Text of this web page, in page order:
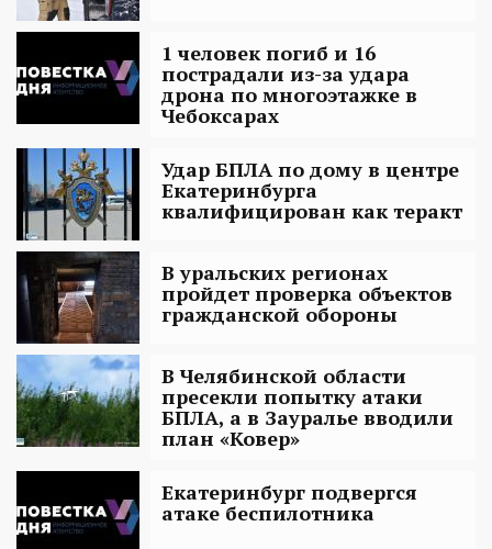
1 человек погиб и 16
пострадали из-за удара
дрона по многоэтажке в
Чебоксарах
Удар БПЛА по дому в центре
Екатеринбурга
квалифицирован как теракт
В уральских регионах
пройдет проверка объектов
гражданской обороны
В Челябинской области
пресекли попытку атаки
БПЛА, а в Зауралье вводили
план «Ковер»
Екатеринбург подвергся
атаке беспилотника